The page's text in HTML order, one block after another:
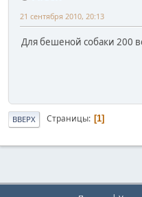
21 сентября 2010, 20:13
Для бешеной собаки 200
ВВЕРХ Страницы 1